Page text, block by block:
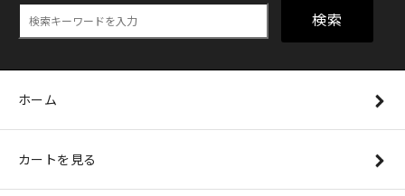
検索
ホーム
カートを見る